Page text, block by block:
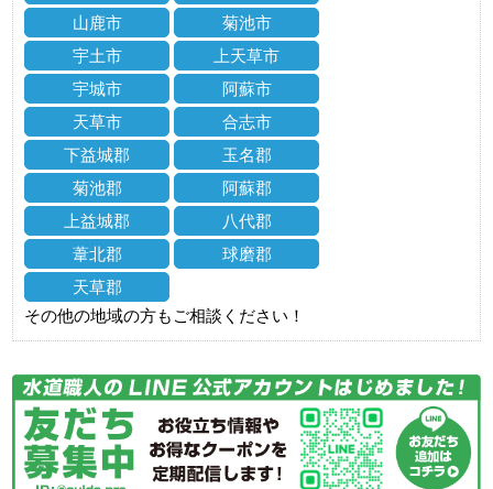
山鹿市
菊池市
宇土市
上天草市
宇城市
阿蘇市
天草市
合志市
下益城郡
玉名郡
菊池郡
阿蘇郡
上益城郡
八代郡
葦北郡
球磨郡
天草郡
その他の地域の方もご相談ください！